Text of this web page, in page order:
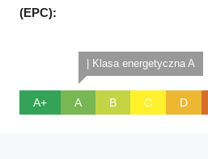
(EPC):
A+
| Klasa energetyczna A
A B C D